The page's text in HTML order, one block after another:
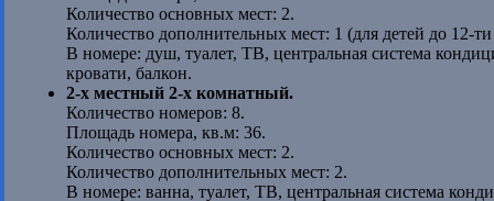
Количество основных мест: 2.
Количество дополнительных мест: 1 (для детей до 12-ти
В номере: душ, туалет, ТВ, центральная система
кровати, балкон.
2-х местный 2-х комнатный.
Количество номеров: 8.
Площадь номера, кв.м: 36.
Количество основных мест: 2.
Количество дополнительных мест: 2.
В номере: ванна, туалет, ТВ, центральная система